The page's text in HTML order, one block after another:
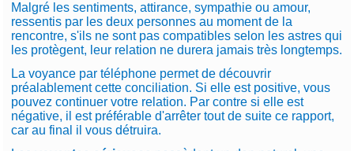
Malgré les sentiments, attirance, sympathie ou amour,
ressentis par les deux personnes au moment de la
rencontre, s'ils ne sont pas compatibles selon les astres qui
les protègent, leur relation ne durera jamais très longtemps.
La voyance par téléphone permet de découvrir
préalablement cette conciliation. Si elle est positive, vous
pouvez continuer votre relation. Par contre si elle est
négative, il est préférable d'arrêter tout de suite ce rapport,
car au final il vous détruira.